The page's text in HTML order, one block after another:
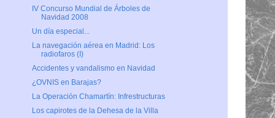
IV Concurso Mundial de Árboles de
Navidad 2008
Un día especial...
La navegación aérea en Madrid: Los
radiofaros (I)
Accidentes y vandalismo en Navidad
¿OVNIS en Barajas?
La Operación Chamartín: Infrestructuras
Los capirotes de la Dehesa de la Villa